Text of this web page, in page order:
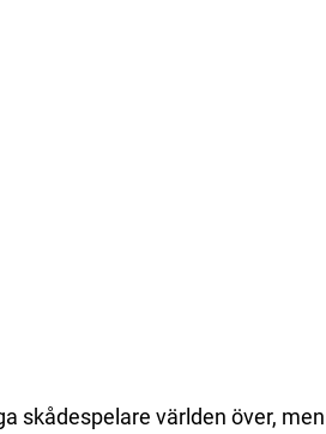
skådespelare världen över,